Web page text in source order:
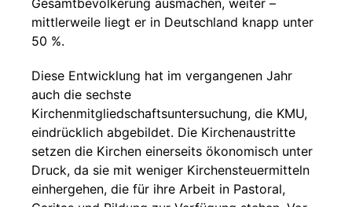
Gesamtbevölkerung ausmachen, weiter –
mittlerweile liegt er in Deutschland knapp unter
50 %.
Diese Entwicklung hat im vergangenen Jahr
auch die sechste
Kirchenmitgliedschaftsuntersuchung, die KMU,
eindrücklich abgebildet. Die Kirchenaustritte
setzen die Kirchen einerseits ökonomisch unter
Druck, da sie mit weniger Kirchensteuermitteln
einhergehen, die für ihre Arbeit in Pastoral,